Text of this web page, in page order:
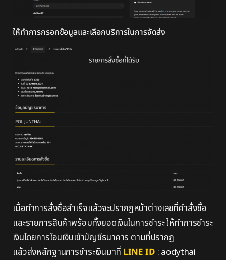
ให้ทำการกรอกข้อมูลและเลือกบริการในการจัดส่ง
เมื่อทำการสั่งซื้อสำเร็จแล้วจะปรากฏหน้าต่างเลขที่คำสั่งซื้อ
และรายการสินค้าพร้อมทั้งยอดเงินในการชำระ ให้ทำการชำระ
เงินโดยการโอนเงินเข้าบัญชีธนาคาร ตามที่ปรากฏ
แล้วส่งหลักฐานการชำระเงินมาที่ LINE ID :aodythai